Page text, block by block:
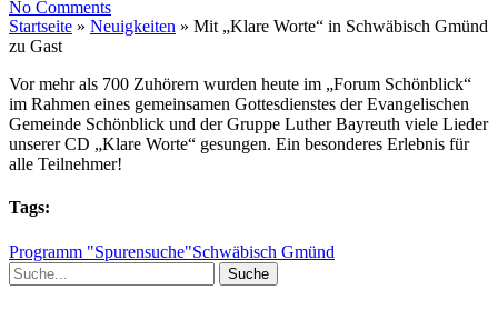
No Comments
Startseite » Neuigkeiten » Mit „Klare Worte“ in Schwäbisch Gmünd
zu Gast
Vor mehr als 700 Zuhörern wurden heute im „Forum Schönblick“
im Rahmen eines gemeinsamen Gottesdienstes der Evangelischen
Gemeinde Schönblick und der Gruppe Luther Bayreuth viele Lieder
unserer CD „Klare Worte“ gesungen. Ein besonderes Erlebnis für
alle Teilnehmer!
Tags:
Programm "Spurensuche"Schwäbisch Gmünd
Suche